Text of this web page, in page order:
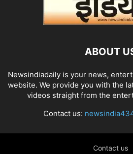
ABOUT
Newsindiadaily is your news,
website. We provide you with the
videos straight from the
Contact us:
Contact us